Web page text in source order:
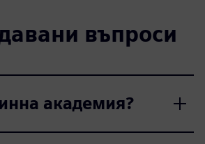
въпроси
академия?